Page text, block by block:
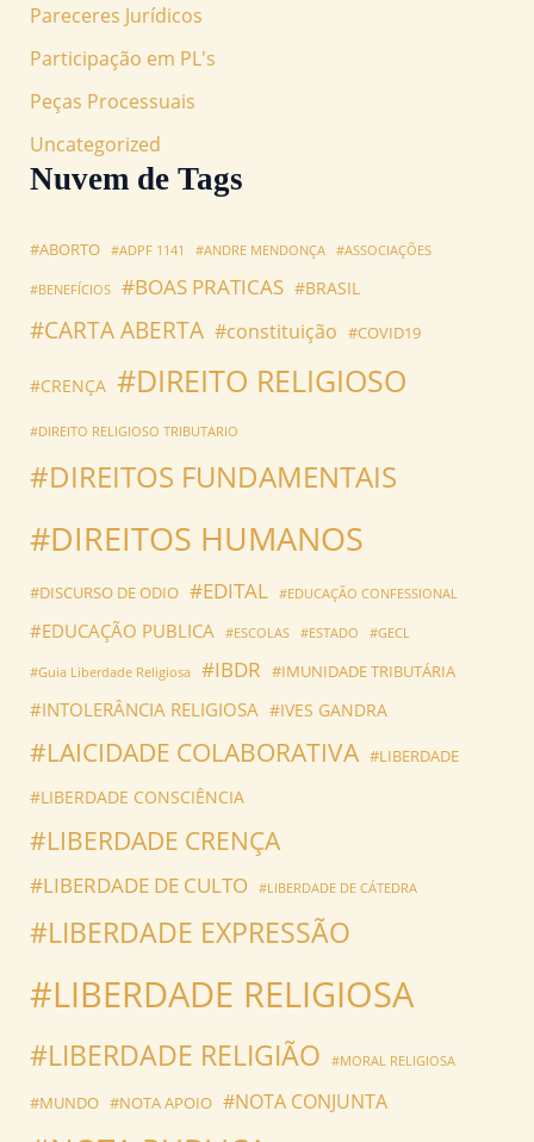
Pareceres Jurídicos
Participação em PL's
Peças Processuais
Uncategorized
Nuvem de Tags
#ABORTO #ADPF 1141 #ANDRE MENDONÇA #ASSOCIAÇÕES
#BENEFÍCIOS #BOAS PRATICAS #BRASIL
#CARTA ABERTA #constituição #COVID19
#CRENÇA #DIREITO RELIGIOSO
#DIREITO RELIGIOSO TRIBUTARIO
#DIREITOS FUNDAMENTAIS
#DIREITOS HUMANOS
#DISCURSO DE ODIO #EDITAL #EDUCAÇÃO CONFESSIONAL
#EDUCAÇÃO PUBLICA #ESCOLAS #ESTADO #GECL
#Guia Liberdade Religiosa #IBDR #IMUNIDADE TRIBUTÁRIA
#INTOLERÂNCIA RELIGIOSA #IVES GANDRA
#LAICIDADE COLABORATIVA #LIBERDADE
#LIBERDADE CONSCIÊNCIA
#LIBERDADE CRENÇA
#LIBERDADE DE CULTO #LIBERDADE DE CÁTEDRA
#LIBERDADE EXPRESSÃO
#LIBERDADE RELIGIOSA
#LIBERDADE RELIGIÃO #MORAL RELIGIOSA
#MUNDO #NOTA APOIO #NOTA CONJUNTA